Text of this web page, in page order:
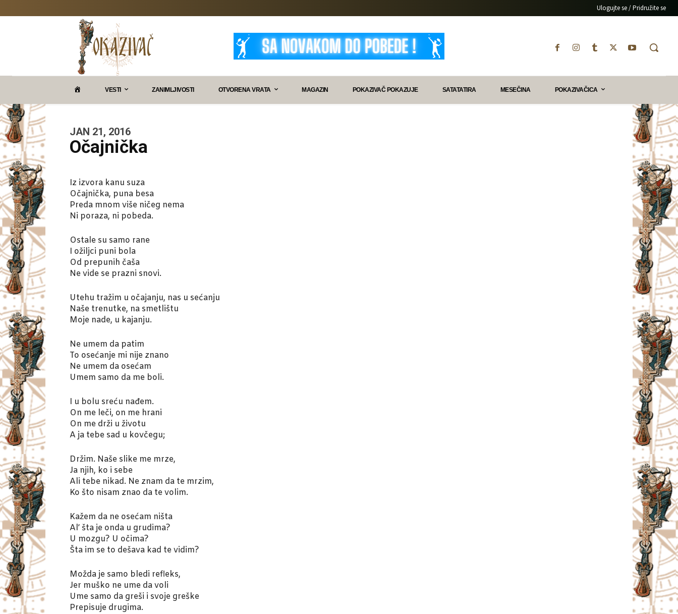
Ulogujte se / Pridružite se
K
V
Č
VESTI ZANIMLJIVOSTI OTVORENA VRATA MAGAZIN POKAZIVAČ POKAZUJE SATATATIRA MESEČINA POKAZIVAČICA
JAN 21, 2016
Očajnička
Iz izvora kanu suza
Očajnička, puna besa
Preda mnom više ničeg nema
Ni poraza, ni pobeda.
Ostale su samo rane
I ožiljci puni bola
Od prepunih čaša
Ne vide se prazni snovi.
Utehu tražim u očajanju, nas u sećanju
Naše trenutke, na smetlištu
Moje nade, u kajanju.
Ne umem da patim
To osećanje mi nije znano
Ne umem da osećam
Umem samo da me boli.
I u bolu sreću nađem.
On me leči, on me hrani
On me drži u životu
A ja tebe sad u kovčegu;
Držim. Naše slike me mrze,
Ja njih, ko i sebe
Ali tebe nikad. Ne znam da te mrzim,
Ko što nisam znao da te volim.
Kažem da ne osećam ništa
Al’ šta je onda u grudima?
U mozgu? U očima?
Šta im se to dešava kad te vidim?
Možda je samo bledi refleks,
Jer muško ne ume da voli
Ume samo da greši i svoje greške
Prepisuje drugima.